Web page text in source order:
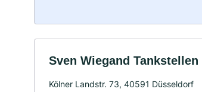
Sven Wiegand Tankstellen
Kölner Landstr. 73, 40591 Düsseldorf